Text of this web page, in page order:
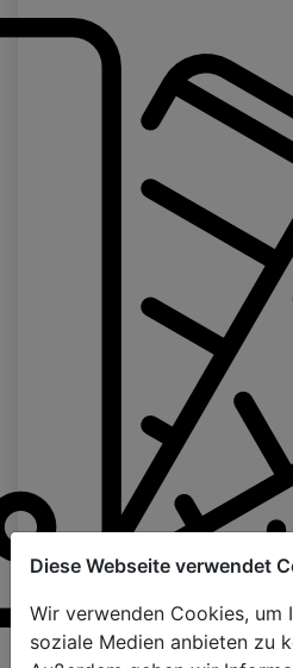
Diese Webseite verwendet
Wir verwenden Cookies, um
soziale Medien anbieten zu
Seite für proben -